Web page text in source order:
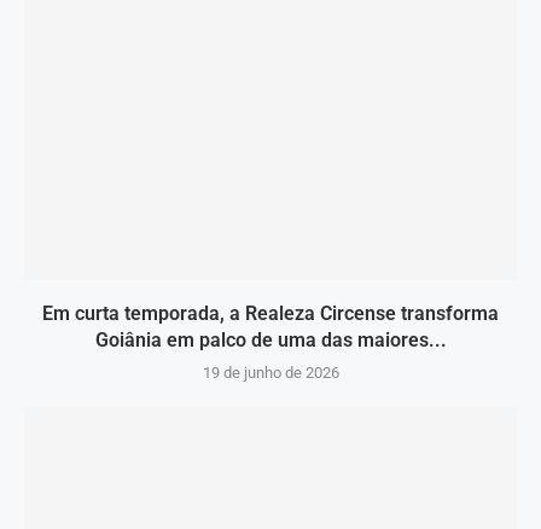
Em curta temporada, a Realeza Circense transforma
Goiânia em palco de uma das maiores...
19 de junho de 2026